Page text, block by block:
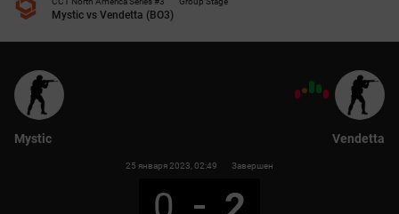
Mystic vs Vendetta (BO3)
Mystic
25 января 2023 , 02:49 Завершен
Vendetta